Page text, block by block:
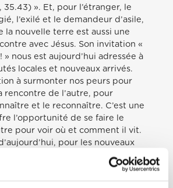
35.43) ». Et, pour l’étranger, le
l’exilé et le demandeur d’asile,
la nouvelle terre est aussi une
avec Jésus. Son invitation «
» nous est aujourd’hui adressée à
locales et nouveaux arrivés.
à surmonter nos peurs pour
rencontre de l’autre, pour
et le reconnaître. C’est une
l’opportunité de se faire le
pour voir où et comment il vit.
pour les nouveaux
connaître et reconnaître signifie
les lois, la culture et les